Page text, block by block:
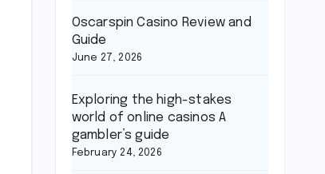
Oscarspin Casino Review and
Guide
June 27, 2026
Exploring the high-stakes
world of online casinos A
gambler’s guide
February 24, 2026